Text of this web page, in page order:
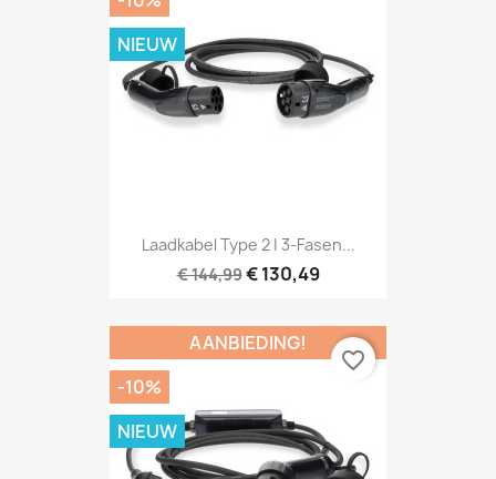
Laadkabel Type 2 | 3-Fasen...
€ 144,99€ 130,49
NIEUW
AANBIEDING!
-10%
NIEUW
favorite_border